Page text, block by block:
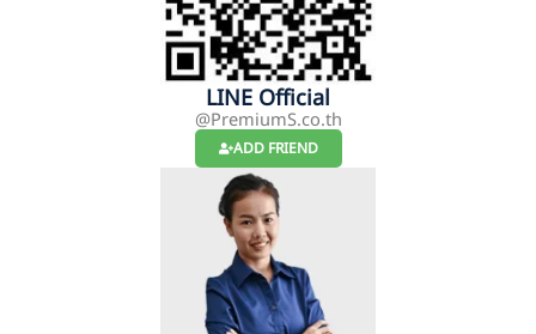
LINE Official
@PremiumS.co.th
ADD FRIEND